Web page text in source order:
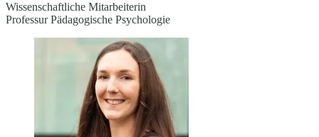
Wissenschaftliche Mitarbeiterin
Professur Pädagogische Psychologie